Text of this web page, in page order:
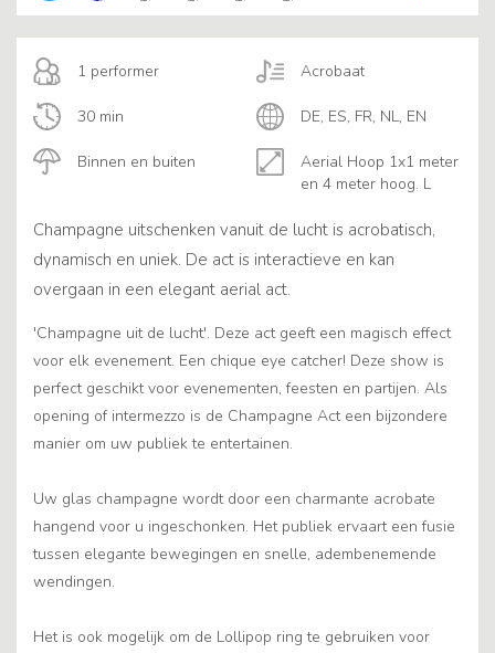
1 performer
Binnen en buiten
Acrobaat
30 min
Aerial Hoop 1x1 meter
en 4 meter hoog. L
DE, ES, FR, NL, EN
Champagne uitschenken vanuit de lucht is acrobatisch,
dynamisch en uniek. De act is interactieve en kan
overgaan in een elegant aerial act.
'Champagne uit de lucht'. Deze act geeft een magisch effect
voor elk evenement. Een chique eye catcher! Deze show is
perfect geschikt voor evenementen, feesten en partijen. Als
opening of intermezzo is de Champagne Act een bijzondere
manier om uw publiek te entertainen.
Uw glas champagne wordt door een charmante acrobate
hangend voor u ingeschonken. Het publiek ervaart een fusie
tussen elegante bewegingen en snelle, adembenemende
wendingen.
Het is ook mogelijk om de Lollipop ring te gebruiken voor